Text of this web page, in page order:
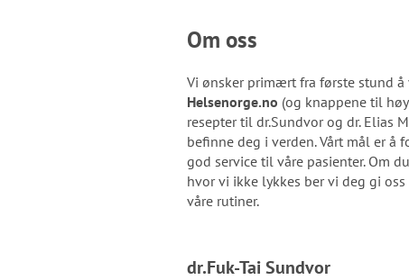
Om oss
Vi ønsker primært fra første stund
Helsenorge.no (og knappene til
resepter til dr.Sundvor og dr. Elias
befinne deg i verden. Vårt mål er å
god service til våre pasienter. Om
hvor vi ikke lykkes ber vi deg gi
våre rutiner.
dr.Fuk-Tai Sundvor